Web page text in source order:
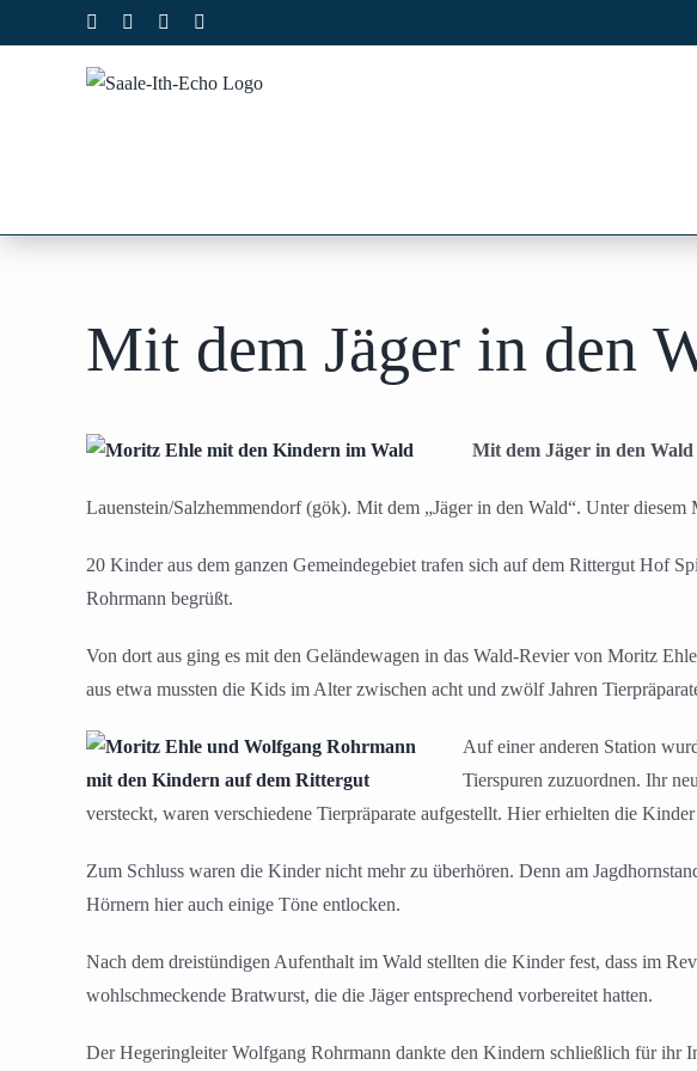
Inhalt
Facebook Instagram
Mit dem Jäger in den
Mit dem Jäger in den Wald
Lauenstein/Salzhemmendorf (gök). Mit dem „Jäger in den Wald“. Unter
20 Kinder aus dem ganzen Gemeindegebiet trafen sich auf dem Rittergut Hof
Rohrmann begrüßt.
Von dort aus ging es mit den Geländewagen in das Wald-Revier von Moritz
aus etwa mussten die Kids im Alter zwischen acht und zwölf Jahren
Auf einer anderen Station
Tierspuren zuzuordnen. Ihr
versteckt, waren verschiedene Tierpräparate aufgestellt. Hier erhielten die
Zum Schluss waren die Kinder nicht mehr zu überhören. Denn am
Hörnern hier auch einige Töne entlocken.
Nach dem dreistündigen Aufenthalt im Wald stellten die Kinder fest, dass im
wohlschmeckende Bratwurst, die die Jäger entsprechend vorbereitet hatten.
Der Hegeringleiter Wolfgang Rohrmann dankte den Kindern schließlich für ihr